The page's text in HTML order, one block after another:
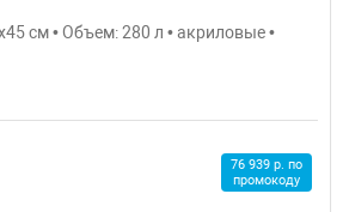
см • Объем: 280 л • акриловые •
76 939 р. по
промокоду